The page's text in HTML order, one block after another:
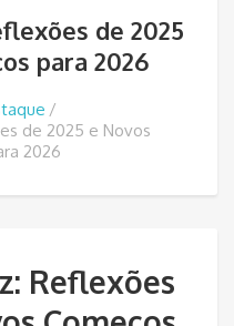
de 2025
para 2026
de 2025 e Novos
2026
Reflexões